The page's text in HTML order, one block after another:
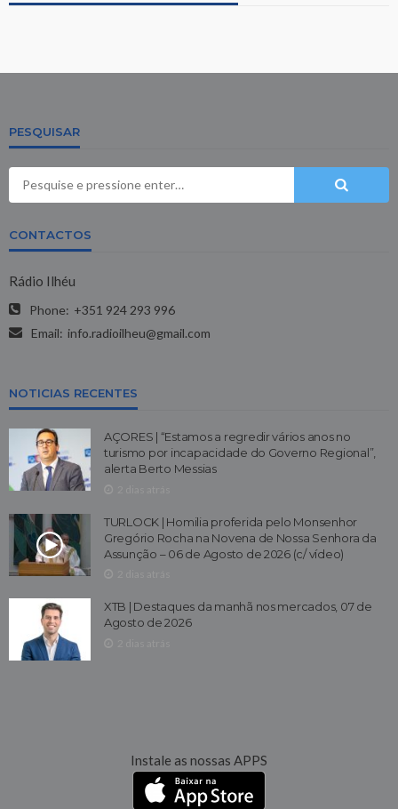
PESQUISAR
CONTACTOS
Rádio Ilhéu
Phone: +351 924 293 996
Email: info.radioilheu@gmail.com
NOTICIAS RECENTES
AÇORES | “Estamos a regredir vários anos no
turismo por incapacidade do Governo Regional”,
alerta Berto Messias
TURLOCK | Homilia proferida pelo Monsenhor
Gregório Rocha na Novena de Nossa Senhora da
Assunção – 06 de Agosto de 2026 (c/ vídeo)
XTB | Destaques da manhã nos mercados, 07 de
Agosto de 2026
Instale as nossas APPS